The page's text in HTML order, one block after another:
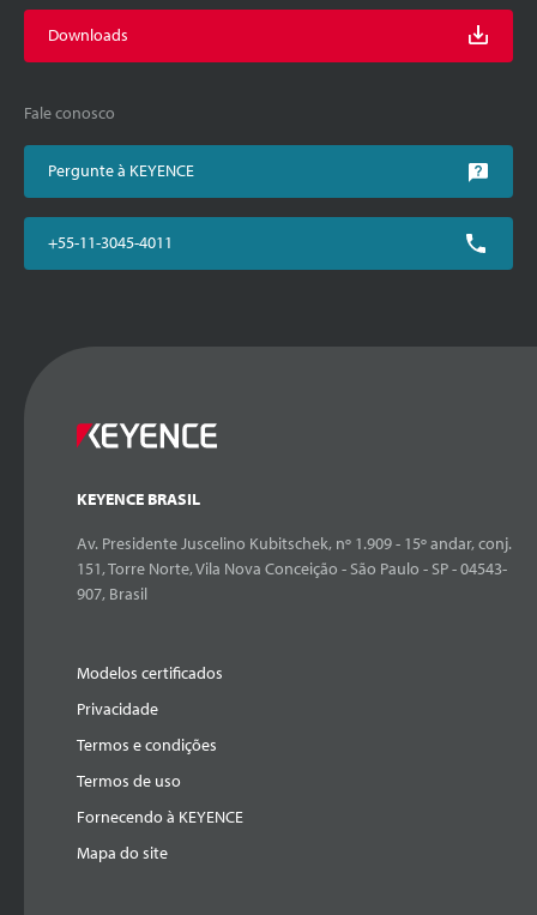
Downloads
Fale conosco
Pergunte à KEYENCE
+55-11-3045-4011
KEYENCE BRASIL
Av. Presidente Juscelino Kubitschek, nº 1.909 - 15º andar, conj.
151, Torre Norte, Vila Nova Conceição - São Paulo - SP - 04543-
907, Brasil
Modelos certificados
Privacidade
Termos e condições
Termos de uso
Fornecendo à KEYENCE
Mapa do site